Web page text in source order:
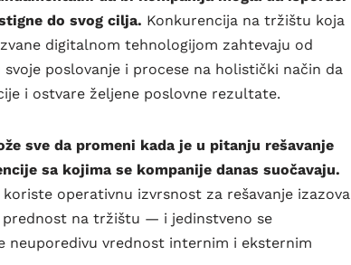
do svog cilja. Konkurencija na tržištu koja
digitalnom tehnologijom zahtevaju od
poslovanje i procese na holistički način da
i ostvare željene poslovne rezultate.
sve da promeni kada je u pitanju rešavanje
sa kojima se kompanije danas suočavaju.
operativnu izvrsnost za rešavanje izazova
na tržištu — i jedinstveno se
neuporedivu vrednost internim i eksternim